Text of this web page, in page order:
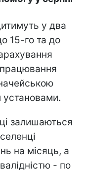
у два
15-го та до
установами.
залишаються
на місяць, а
- по